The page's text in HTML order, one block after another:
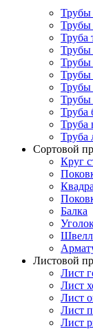
Трубы
Трубы
Труба
Трубы
Трубы
Трубы
Трубы
Труба
Труба
Труба
Сортовой
Круг
Балка
Листовой
Лист
Лист
Лист
Лист
Лист